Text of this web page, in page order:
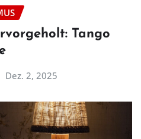
Tango
Dez. 2, 2025